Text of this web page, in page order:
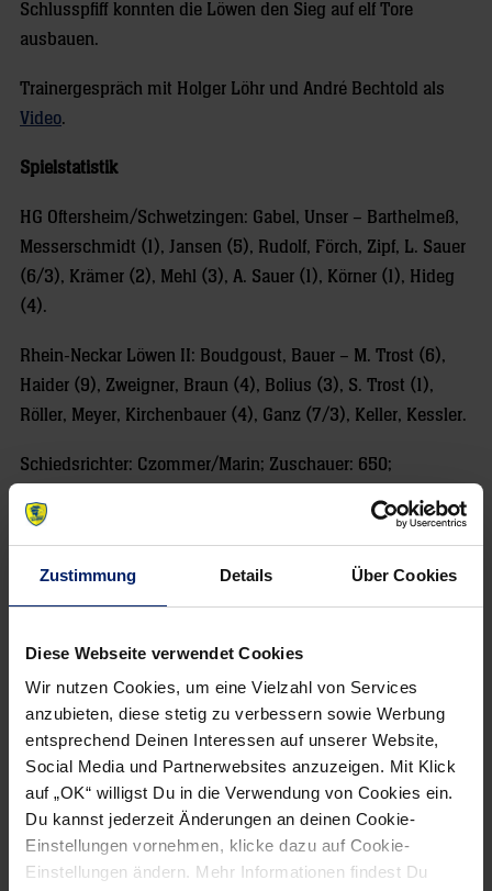
Zustimmung Details Über Cookies
Diese Webseite verwendet Cookies
Wir nutzen Cookies, um eine Vielzahl von Services
anzubieten, diese stetig zu verbessern sowie Werbung
entsprechend Deinen Interessen auf unserer Website,
Social Media und Partnerwebsites anzuzeigen. Mit Klick
auf „OK“ willigst Du in die Verwendung von Cookies ein.
Du kannst jederzeit Änderungen an deinen Cookie-
Einstellungen vornehmen, klicke dazu auf Cookie-
Einstellungen ändern. Mehr Informationen findest Du
Schlusspfiff konnten die Löwen den Sieg auf elf Tore
ausbauen.
Trainergespräch mit Holger Löhr und André Bechtold als
Video.
Spielstatistik
HG Oftersheim/Schwetzingen: Gabel, Unser – Barthelmeß,
Messerschmidt (1), Jansen (5), Rudolf, Förch, Zipf, L. Sauer
(6/3), Krämer (2), Mehl (3), A. Sauer (1), Körner (1), Hideg
(4).
Rhein-Neckar Löwen II: Boudgoust, Bauer – M. Trost (6),
Haider (9), Zweigner, Braun (4), Bolius (3), S. Trost (1),
Röller, Meyer, Kirchenbauer (4), Ganz (7/3), Keller, Kessler.
Schiedsrichter: Czommer/Marin; Zuschauer: 650;
Wenn du per E-Mail über Aktuelles aus der Löwenwelt
informiert werden willst, kannst du den Rhein-Neckar Löwen
Post
navigation
previous
News:
Alle News anzeigen
newst
News: